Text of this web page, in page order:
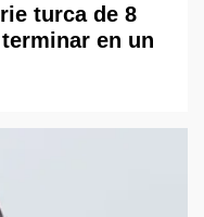
turca de 8
en un